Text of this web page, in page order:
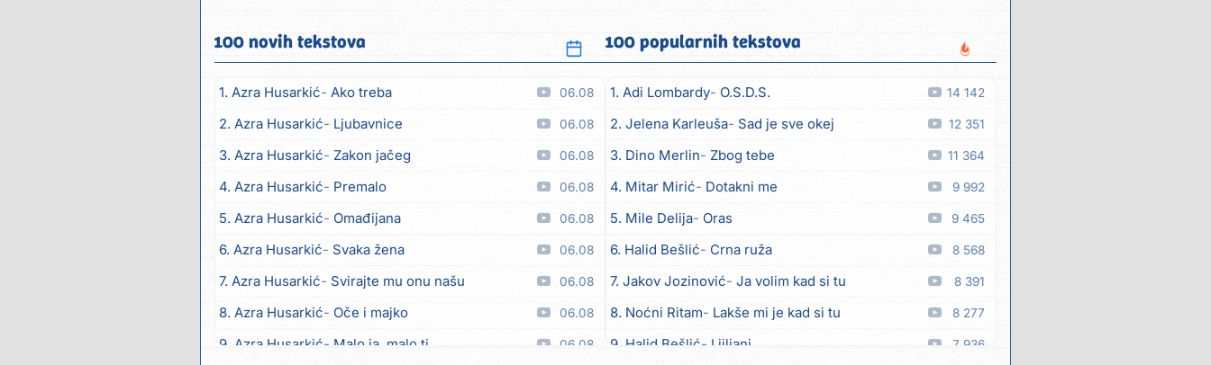
100 novih tekstova
1. Azra Husarkić Ako treba 06.08
2. Azra Husarkić Ljubavnice 06.08
3. Azra Husarkić Zakon jačeg 06.08
4. Azra Husarkić Premalo 06.08
5. Azra Husarkić Omađijana 06.08
6. Azra Husarkić Svaka žena 06.08
7. Azra Husarkić Svirajte mu onu našu 06.08
8. Azra Husarkić Oče i majko 06.08
9. Azra Husarkić Malo ja, malo ti 06.08
100 popularnih tekstova
1. Adi Lombardy O.S.D.S. 14 142
2. Jelena Karleuša Sad je sve okej 12 351
3. Dino Merlin Zbog tebe 11 364
4. Mitar Mirić Dotakni me 9 992
5. Mile Delija Oras 9 465
6. Halid Bešlić Crna ruža 8 568
7. Jakov Jozinović Ja volim kad si tu 8 391
8. Noćni Ritam Lakše mi je kad si tu 8 277
9. Halid Bešlić Ljiljani 7 936